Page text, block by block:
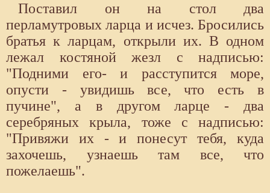
Поставил он на стол два
перламутровых ларца и исчез. Бросились
братья к ларцам, открыли их. В одном
лежал костяной жезл с надписью:
"Подними его- и расступится море,
опусти - увидишь все, что есть в
пучине", а в другом ларце - два
серебряных крыла, тоже с надписью:
"Привяжи их - и понесут тебя, куда
захочешь, узнаешь там все, что
пожелаешь".